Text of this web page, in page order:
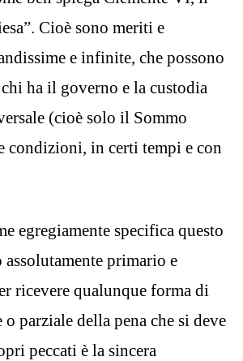
Cioè sono meriti e
e infinite, che possono
chi ha il governo e la custodia
(cioè solo il Sommo
condizioni, in certi tempi e con
egregiamente specifica questo
primario e
ricevere qualunque forma di
parziale della pena che si deve
peccati è la sincera